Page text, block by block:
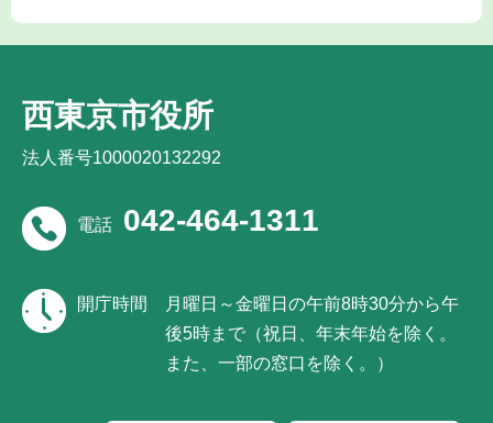
西東京市役所
法人番号1000020132292
電話 042-464-1311
開庁時間
月曜日～金曜日の午前8時30分から午
後5時まで（祝日、年末年始を除く。
また、一部の窓口を除く。）